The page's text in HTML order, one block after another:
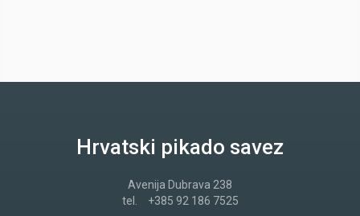
Hrvatski pikado savez
Avenija Dubrava 238
tel.
+385 92 186 7525